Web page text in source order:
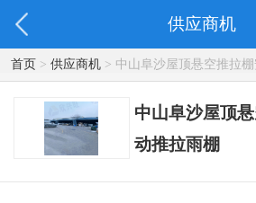
供应商机
首页> 供应商机> 中山阜沙屋顶悬空推拉
中山阜沙屋顶
动推拉雨棚